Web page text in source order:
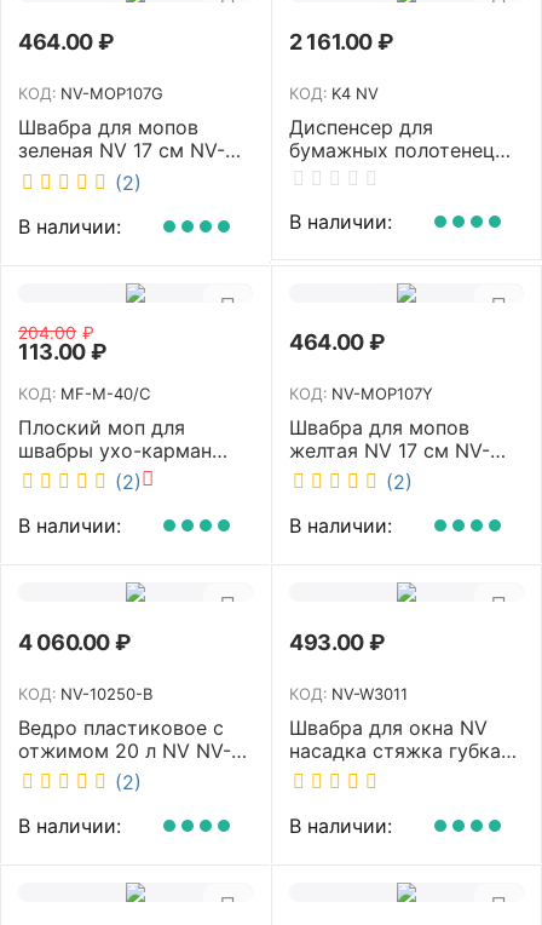
464.00₽
КОД: NV-MOP107G
Швабра для мопов
зеленая NV 17 см NV-
MOP107G (2)
В наличии:
2 161.00₽
КОД: K4 NV
Диспенсер для
бумажных полотенец
NV белый K4 NV
В наличии:
204.00 ₽
113.00₽
КОД: MF-M-40/C
Плоский моп для
швабры ухо-карман
белый 40 см NV MF-M-
40/C
(2)
В наличии:
464.00₽
КОД: NV-MOP107Y
Швабра для мопов
желтая NV 17 см NV-
MOP107Y (2)
В наличии:
4 060.00₽
КОД: NV-10250-B
Ведро пластиковое с
отжимом 20 л NV NV-
10250-B
(2)
В наличии:
493.00₽
КОД: NV-W3011
Швабра для окна NV
насадка стяжка губка
30 см телескопическая
рукоятка 70-110 см NV-
W3011
В наличии: